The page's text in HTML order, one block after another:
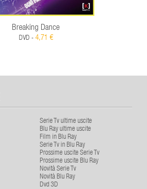
Breaking Dance
DVD - 4,71 €
Serie Tv ultime uscite
Blu Ray ultime uscite
Film in Blu Ray
Serie Tv in Blu Ray
Prossime uscite Serie Tv
Prossime uscite Blu Ray
Novità Serie Tv
Novità Blu Ray
Dvd 3D